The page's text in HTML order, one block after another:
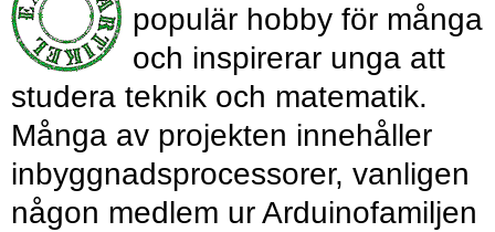
populär hobby för många
och inspirerar unga att
studera teknik och matematik.
Många av projekten innehåller
inbyggnadsprocessorer, vanligen
någon medlem ur Arduinofamiljen